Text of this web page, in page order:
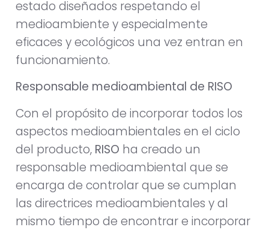
estado diseñados respetando el
medioambiente y especialmente
eficaces y ecológicos una vez entran en
funcionamiento.
Responsable medioambiental de RISO
Con el propósito de incorporar todos los
aspectos medioambientales en el ciclo
del producto, RISO ha creado un
responsable medioambiental que se
encarga de controlar que se cumplan
las directrices medioambientales y al
mismo tiempo de encontrar e incorporar